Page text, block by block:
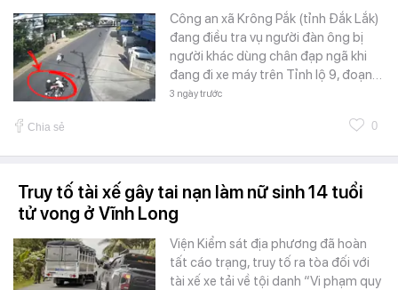
Công an xã Krông Pắk (tỉnh Đắk Lắk)
đang điều tra vụ người đàn ông bị
người khác dùng chân đạp ngã khi
đang đi xe máy trên Tỉnh lộ 9, đoạn…
3 ngày trước
Chia sẻ 0
Truy tố tài xế gây tai nạn làm nữ sinh 14 tuổi
tử vong ở Vĩnh Long
Viện Kiểm sát địa phương đã hoàn
tất cáo trạng, truy tố ra tòa đối với
tài xế xe tải về tội danh “Vi phạm quy